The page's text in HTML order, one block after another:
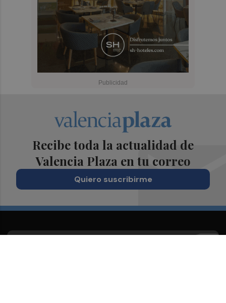
Recibe toda la actualidad de
Valencia Plaza en tu correo
Quiero suscribirme